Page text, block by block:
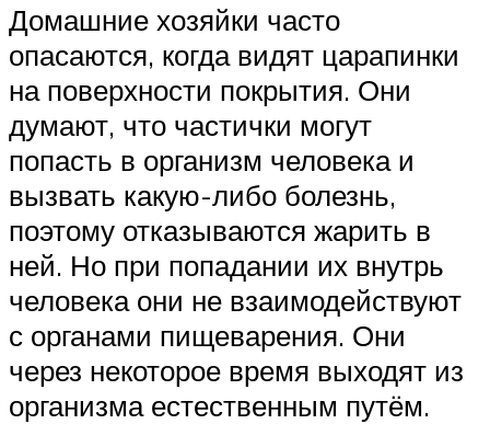
Домашние хозяйки часто
опасаются, когда видят царапинки
на поверхности покрытия. Они
думают, что частички могут
попасть в организм человека и
вызвать какую-либо болезнь,
поэтому отказываются жарить в
ней. Но при попадании их внутрь
человека они не взаимодействуют
с органами пищеварения. Они
через некоторое время выходят из
организма естественным путём.